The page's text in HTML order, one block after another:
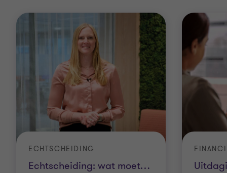
Echtscheiding: wat moet…
ECHTSCHEIDING